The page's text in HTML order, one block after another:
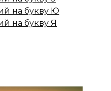
на букву Ю
на букву Я